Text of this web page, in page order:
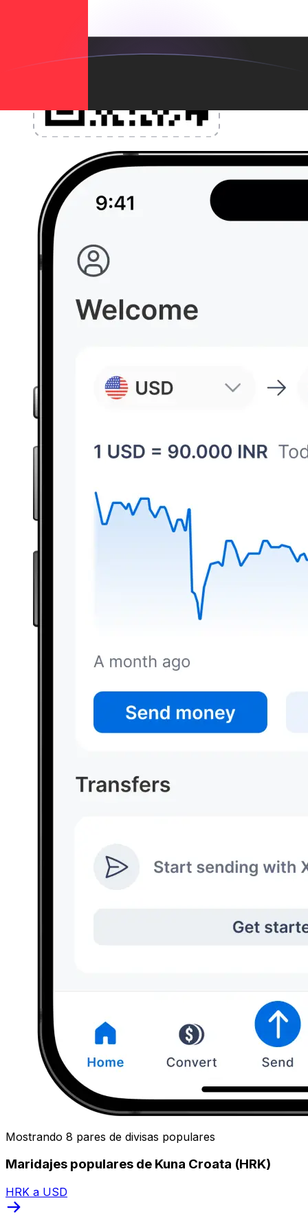
Mostrando 8 pares de divisas populares
Maridajes populares de Kuna Croata (HRK)
HRK a USD